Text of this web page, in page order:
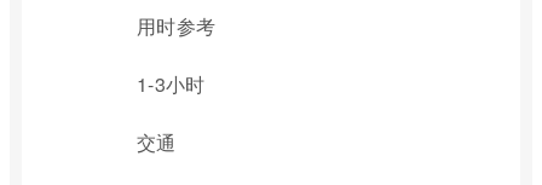
用时参考
1-3小时
交通